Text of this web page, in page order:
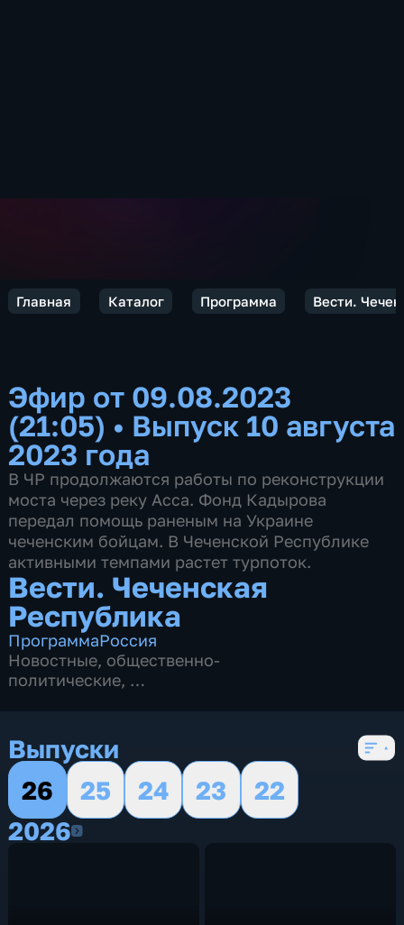
Главная Каталог Программа Вести.
Эфир от 09.08.2023
(21:05) • Выпуск 10 августа
2023 года
В ЧР продолжаются работы по реконструкции
моста через реку Асса. Фонд Кадырова
передал помощь раненым на Украине
чеченским бойцам. В Чеченской Республике
активными темпами растет турпоток.
Вести. Чеченская
Республика
ПрограммаРоссия
Новостные, общественно-
политические,
Выпуски
26
25 24 23
22
20262026